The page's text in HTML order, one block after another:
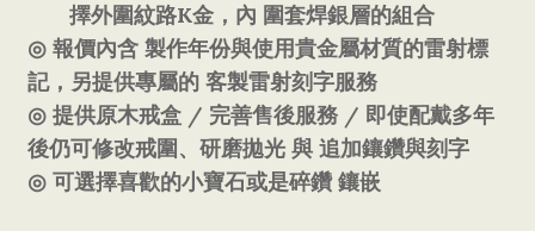
擇外圍紋路K金，內 圍套焊銀層的組合
◎ 報價內含 製作年份與使用貴金屬材質的雷射標
記，另提供專屬的 客製雷射刻字服務
◎ 提供原木戒盒 / 完善售後服務 / 即使配戴多年
後仍可修改戒圍、研磨拋光 與 追加鑲鑽與刻字
◎ 可選擇喜歡的小寶石或是碎鑽 鑲嵌